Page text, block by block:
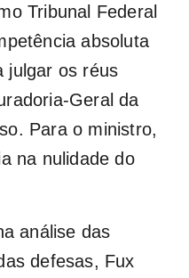
Tribunal Federal
absoluta
julgar os réus
Geral da
Para o ministro,
na nulidade do
análise das
defesas, Fux